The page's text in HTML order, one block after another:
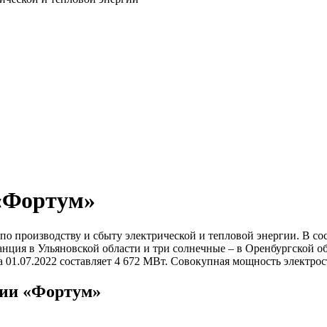
производству и сбыту электрической и тепловой энергии. В
в Ульяновской области и три солнечные – в
01.07.2022 составляет 4 672 МВт. Совокупная мощность
«Фортум»